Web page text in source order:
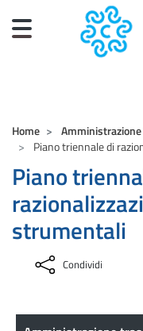
Home
Piano triennale di
Piano
strumentali
Condividi